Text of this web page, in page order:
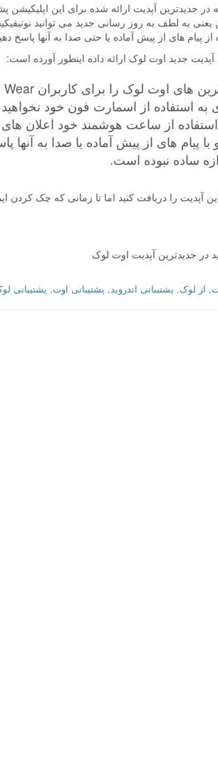
یعنی به لطف به روز رسانی جدید می توانید
پیام های از پیش آماده یا حتی صدا به آنها پاسخ
جدید اوت لوک ارائه داده اینطور آورده است:
به استفاده از اسمارت فون خود
استفاده از ساعت هوشمند خود اعلان
با پیام های از پیش آماده یا صدا به
ساده نبوده است.
این آپدیت را دریافت کنید اما تا زمانی که چک
در جدیدترین آپدیت اوت لوک
, از لوک, پشتیبانی اندروید, پشتیبانی اوت, پشتیبانی